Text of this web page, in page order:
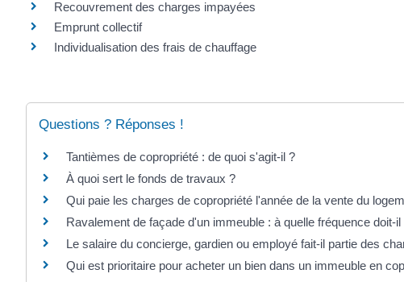
Recouvrement des charges impayées
Emprunt collectif
Individualisation des frais de chauffage
Questions ? Réponses !
Tantièmes de copropriété : de quoi s'agit-il ?
À quoi sert le fonds de travaux ?
Qui paie les charges de copropriété l'année de la vente du
Ravalement de façade d'un immeuble : à quelle fréquence doit-
Le salaire du concierge, gardien ou employé fait-il partie des
Qui est prioritaire pour acheter un bien dans un immeuble en